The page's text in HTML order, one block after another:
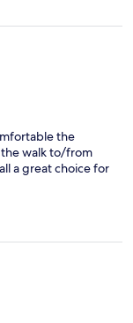
the
walk to/from
a great choice for